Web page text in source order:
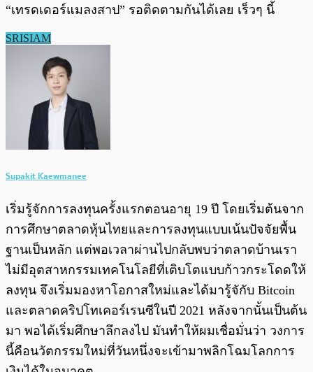
“เทรดเดอร์แมลงสาป” รอติดตามกันได้เลย เร็วๆ นี้
SRISIAM
Supakit Kaewmanee
เริ่มรู้จักการลงทุนครั้งแรกตอนอายุ 19 ปี โดยเริ่มต้นจาก
การศึกษาตลาดหุ้นไทยและการลงทุนแบบเน้นปัจจัยพื้น
ฐานเป็นหลัก แต่พอเวลาผ่านไปกลับพบว่าตลาดบ้านเรา
ไม่มีอุตสาหกรรมเทคโนโลยีที่เติบโตแบบก้าวกระโดดให้
ลงทุน จึงเริ่มมองหาโอกาสใหม่และได้มารู้จักับ Bitcoin
และตลาดคริปโทเคอร์เรนซีในปี 2021 หลังจากนั้นเป็นต้น
มา พอได้เริ่มศึกษาลึกลงไป มันทำให้ผมเชื่อมั่นว่า วงการ
นี้คือนวัตกรรมใหม่ที่วันหนึ่งจะเข้ามาพลิกโฉมโลกการ